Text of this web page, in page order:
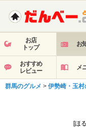
お店
トップ
お
おすすめ
レビュー
メ
群馬のグルメ > 伊勢崎・玉
[ほ